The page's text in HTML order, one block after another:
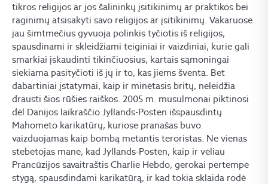
tikros religijos ar jos šalininkų įsitikinimų ar praktikos bei
raginimų atsisakyti savo religijos ar įsitikinimų. Vakaruose
jau šimtmečius gyvuoja polinkis tyčiotis iš religijos,
spausdinami ir skleidžiami teiginiai ir vaizdiniai, kurie gali
smarkiai įskaudinti tikinčiuosius, kartais sąmoningai
siekiama pasityčioti iš jų ir to, kas jiems šventa. Bet
dabartiniai įstatymai, kaip ir minėtasis britų, neleidžia
drausti šios rūšies raiškos. 2005 m. musulmonai piktinosi
dėl Danijos laikraščio Jyllands-Posten išspausdintų
Mahometo karikatūrų, kuriose pranašas buvo
vaizduojamas kaip bombą metantis teroristas. Ne vienas
stebėtojas manė, kad Jyllands-Posten, kaip ir vėliau
Prancūzijos savaitraštis Charlie Hebdo, gerokai pertempė
stygą, spausdindami karikatūrą, ir kad tokia sklaida rodė